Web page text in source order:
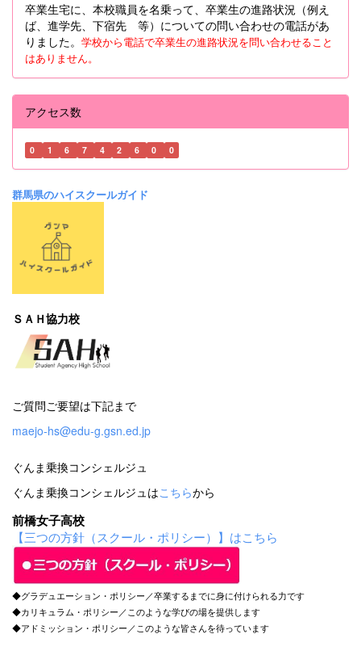
卒業生宅に、本校職員を名乗って、卒業生の進路状況（例え
ば、進学先、下宿先 等）についての問い合わせの電話があ
りました。 学校から電話で卒業生の進路状況を問い合わせること
はありません。
アクセス数
0 1 6 7 4 2 6 0 0
群馬県のハイスクールガイド
ＳＡＨ協力校
ご質問ご要望は下記まで
maejo-hs@edu-g.gsn.ed.jp
ぐんま乗換コンシェルジュ
ぐんま乗換コンシェルジュはこちらから
前橋女子高校
【三つの方針（スクール・ポリシー）】はこちら
◆グラデュエーション・ポリシー／卒業するまでに身に付けられる力です
◆カリキュラム・ポリシー／このような学びの場を提供します
◆アドミッション・ポリシー／このような皆さんを待っています